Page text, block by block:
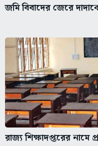
জমি বিবাদের জেরে
রাজ্য শিক্ষাদপ্তরের নামে